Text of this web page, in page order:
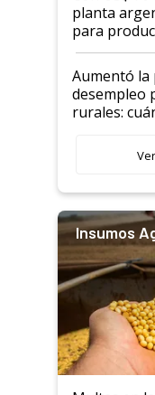
planta
para
que nunca
Aumentó
desempleo
rurales:
Insumos